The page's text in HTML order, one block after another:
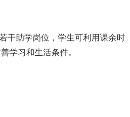
助学岗位，学生可利用课余时
学习和生活条件。